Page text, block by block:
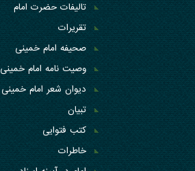
تالیفات حضرت امام
تقریرات
صحیفه امام خمینی
وصیت نامه امام خمینی
دیوان شعر امام خمینی
تبیان
کتب فتوایی
خاطرات